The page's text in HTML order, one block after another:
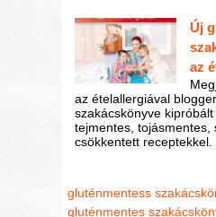
Új
az
az ételallergiával
szakácskönyve kipróbált
tejmentes, tojásmentes,
csökkentett
gluténmentess
gluténmentes